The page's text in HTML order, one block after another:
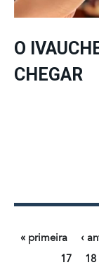
O
CHEGAR
« primeira ‹
17
18